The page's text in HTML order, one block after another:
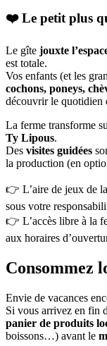
❤️ Le petit plus
Le gîte jouxte
est totale.
Vos enfants (et les
cochons, poneys,
découvrir le quotidien
La ferme transforme
Ty Lipous.
Des visites guidées
la production (en
👉 L’aire de jeux de
sous votre
👉 L’accès libre à la
aux horaires
Consommez
Envie de vacances
Si vous arrivez en fin
panier de produits
boissons…) avant le